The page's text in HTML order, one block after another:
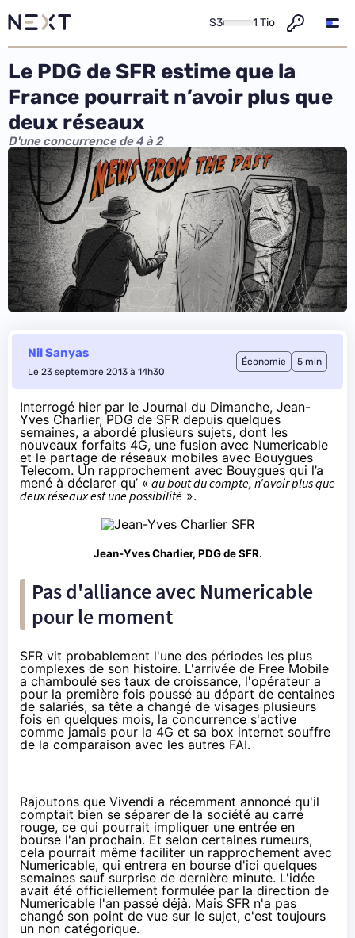
S3 1 Tio
Le PDG de SFR estime que la
France pourrait n’avoir plus que
deux réseaux
D'une concurrence de 4 à 2
Nil Sanyas
Le 23 septembre 2013 à 14h30
Économie 5 min
Interrogé hier par le Journal du Dimanche, Jean-
Yves Charlier,PDG de SFR depuis quelques
semaines, a abordé plusieurs sujets, dont les
nouveaux forfaits 4G, une fusion avec Numericable
et le partage de réseaux mobiles avec Bouygues
Telecom. Un rapprochement avec Bouygues qui l’a
mené à déclarer qu’ « au bout du compte, n’avoir plus que
deux réseaux est une possibilité ».
Jean-Yves Charlier, PDG de SFR.
Pas d'alliance avec Numericable
pour le moment
SFR vit probablement l'une des périodes les plus
complexes de son histoire. L'arrivée de Free Mobile
a chamboulé ses taux de croissance, l'opérateur a
pour la première fois poussé au départ de centaines
de salariés, sa tête a changé de visages plusieurs
fois en quelques mois, la concurrence s'active
comme jamais pour la 4G et sa box internet souffre
de la comparaison avec les autres FAI.
Rajoutons que Vivendi a récemment annoncé qu'il
comptait bien se séparer de la société au carré
rouge, ce qui pourrait impliquer une entrée en
bourse l'an prochain. Et selon certaines rumeurs,
cela pourrait même faciliter un rapprochement avec
Numericable, qui entrera en bourse d'ici quelques
semaines sauf surprise de dernière minute. L'idée
avait été officiellement formulée par la direction de
Numericable l'an passé déjà. Mais SFR n'a pas
changé son point de vue sur le sujet, c'est toujours
un non catégorique.